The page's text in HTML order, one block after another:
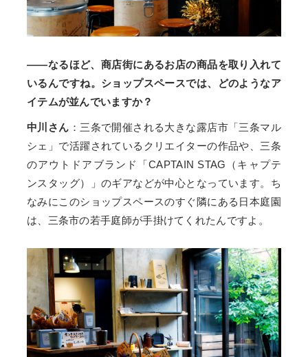
――なるほど、商店街にあるお店の商品を取り入れて
いるんですね。ショップスペースでは、どのようなア
イテムが並んでいますか？
中川さん ：三条で開催される大きな露店市「三条マル
シェ」で活躍されているクリエイターの作品や、三条
のアウトドアブランド「CAPTAIN STAG（キャプテ
ンスタッグ）」のギアなどが中心となっています。ち
なみにこのショップスペースのすぐ隣にある日本庭園
は、三条市の若手庭師が手掛けてくれたんですよ。